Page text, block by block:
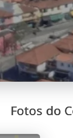
Fotos do